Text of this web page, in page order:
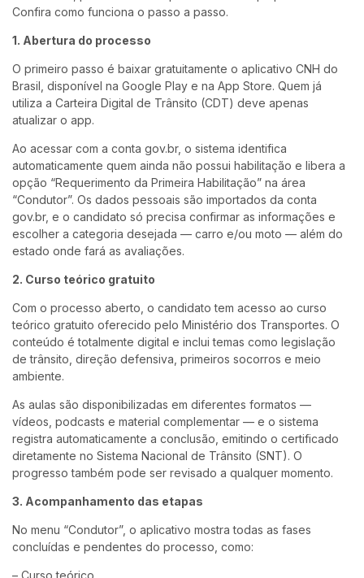
Confira como funciona o passo a passo.
1. Abertura do processo
O primeiro passo é baixar gratuitamente o aplicativo CNH do
Brasil, disponível na Google Play e na App Store. Quem já
utiliza a Carteira Digital de Trânsito (CDT) deve apenas
atualizar o app.
Ao acessar com a conta gov.br, o sistema identifica
automaticamente quem ainda não possui habilitação e libera a
opção “Requerimento da Primeira Habilitação” na área
“Condutor”. Os dados pessoais são importados da conta
gov.br, e o candidato só precisa confirmar as informações e
escolher a categoria desejada — carro e/ou moto — além do
estado onde fará as avaliações.
2. Curso teórico gratuito
Com o processo aberto, o candidato tem acesso ao curso
teórico gratuito oferecido pelo Ministério dos Transportes. O
conteúdo é totalmente digital e inclui temas como legislação
de trânsito, direção defensiva, primeiros socorros e meio
ambiente.
As aulas são disponibilizadas em diferentes formatos —
vídeos, podcasts e material complementar — e o sistema
registra automaticamente a conclusão, emitindo o certificado
diretamente no Sistema Nacional de Trânsito (SNT). O
progresso também pode ser revisado a qualquer momento.
3. Acompanhamento das etapas
No menu “Condutor”, o aplicativo mostra todas as fases
concluídas e pendentes do processo, como:
– Curso teórico